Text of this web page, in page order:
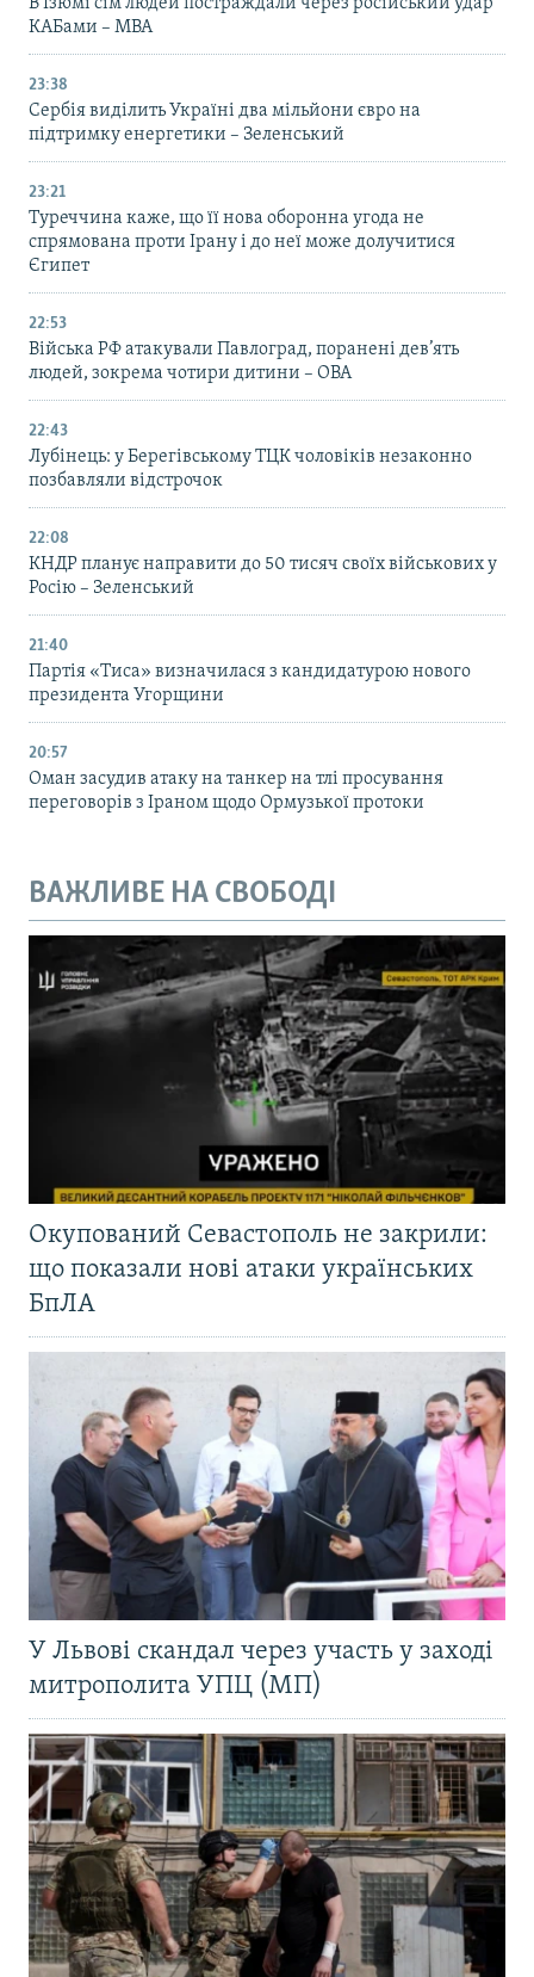
КАБами – МВА
23:38
Сербія виділить Україні два мільйони євро на
підтримку енергетики – Зеленський
23:21
Туреччина каже, що її нова оборонна угода не
спрямована проти Ірану і до неї може долучитися
Єгипет
22:53
Війська РФ атакували Павлоград, поранені дев’ять
людей, зокрема чотири дитини – ОВА
22:43
Лубінець: у Берегівському ТЦК чоловіків незаконно
позбавляли відстрочок
22:08
КНДР планує направити до 50 тисяч своїх військових у
Росію – Зеленський
21:40
Партія «Тиса» визначилася з кандидатурою нового
президента Угорщини
20:57
Оман засудив атаку на танкер на тлі просування
переговорів з Іраном щодо Ормузької протоки
ВАЖЛИВЕ НА СВОБОДІ
Окупований Севастополь не закрили:
що показали нові атаки українських
БпЛА
У Львові скандал через участь у заході
митрополита УПЦ (МП)